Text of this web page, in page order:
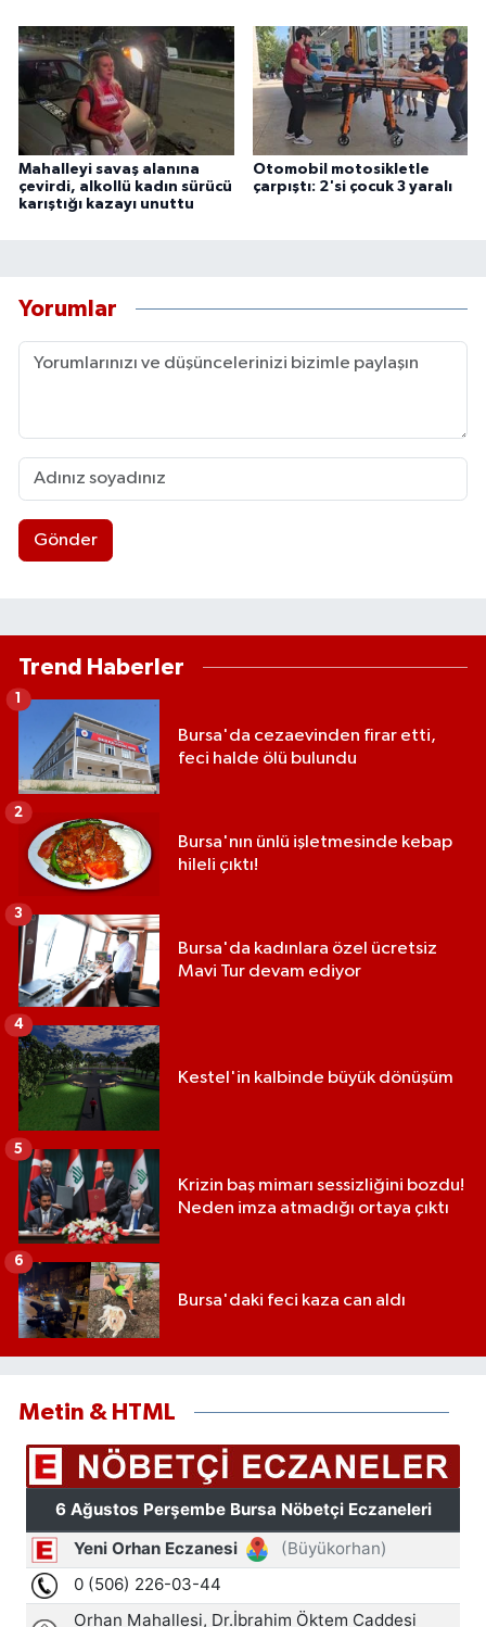
Mahalleyi savaş alanına
çevirdi, alkollü kadın sürücü
karıştığı kazayı unuttu
Otomobil motosikletle
çarpıştı: 2'si çocuk 3 yaralı
Yorumlar
Gönder
Trend Haberler
Bursa'da cezaevinden firar etti,
feci halde ölü bulundu
Bursa'nın ünlü işletmesinde kebap
hileli çıktı!
2
Bursa'da kadınlara özel ücretsiz
Mavi Tur devam ediyor
3
Kestel'in kalbinde büyük dönüşüm
4
Krizin baş mimarı sessizliğini bozdu!
Neden imza atmadığı ortaya çıktı
5
Bursa'daki feci kaza can aldı
6
Metin & HTML